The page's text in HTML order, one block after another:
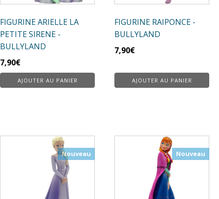
FIGURINE ARIELLE LA
PETITE SIRENE -
BULLYLAND
7,90€
AJOUTER AU PANIER
FIGURINE RAIPONCE -
BULLYLAND
7,90€
AJOUTER AU PANIER
Nouveau Nouveau